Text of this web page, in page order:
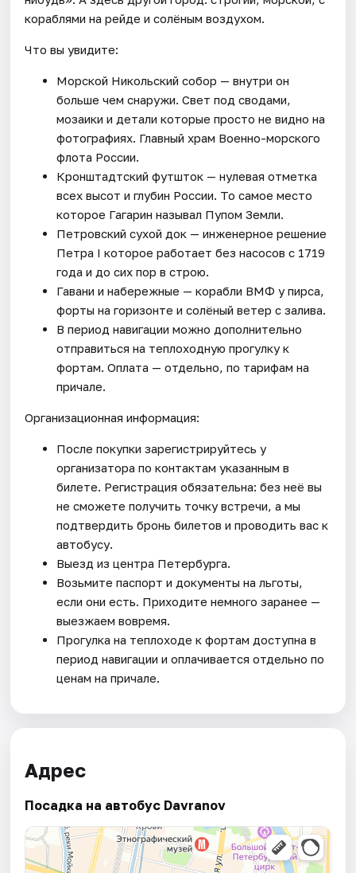
кораблями на рейде и солёным воздухом.
Что вы увидите:
Морской Никольский собор — внутри он
больше чем снаружи. Свет под сводами,
мозаики и детали которые просто не видно на
фотографиях. Главный храм Военно-морского
флота России.
Кронштадтский футшток — нулевая отметка
всех высот и глубин России. То самое место
которое Гагарин называл Пупом Земли.
Петровский сухой док — инженерное решение
Петра I которое работает без насосов с 1719
года и до сих пор в строю.
Гавани и набережные — корабли ВМФ у пирса,
форты на горизонте и солёный ветер с залива.
В период навигации можно дополнительно
отправиться на теплоходную прогулку к
фортам. Оплата — отдельно, по тарифам на
причале.
Организационная информация:
После покупки зарегистрируйтесь у
организатора по контактам указанным в
билете. Регистрация обязательна: без неё вы
не сможете получить точку встречи, а мы
подтвердить бронь билетов и проводить вас к
автобусу.
Выезд из центра Петербурга.
Возьмите паспорт и документы на льготы,
если они есть. Приходите немного заранее —
выезжаем вовремя.
Прогулка на теплоходе к фортам доступна в
период навигации и оплачивается отдельно по
ценам на причале.
Адрес
Посадка на автобус Davranov